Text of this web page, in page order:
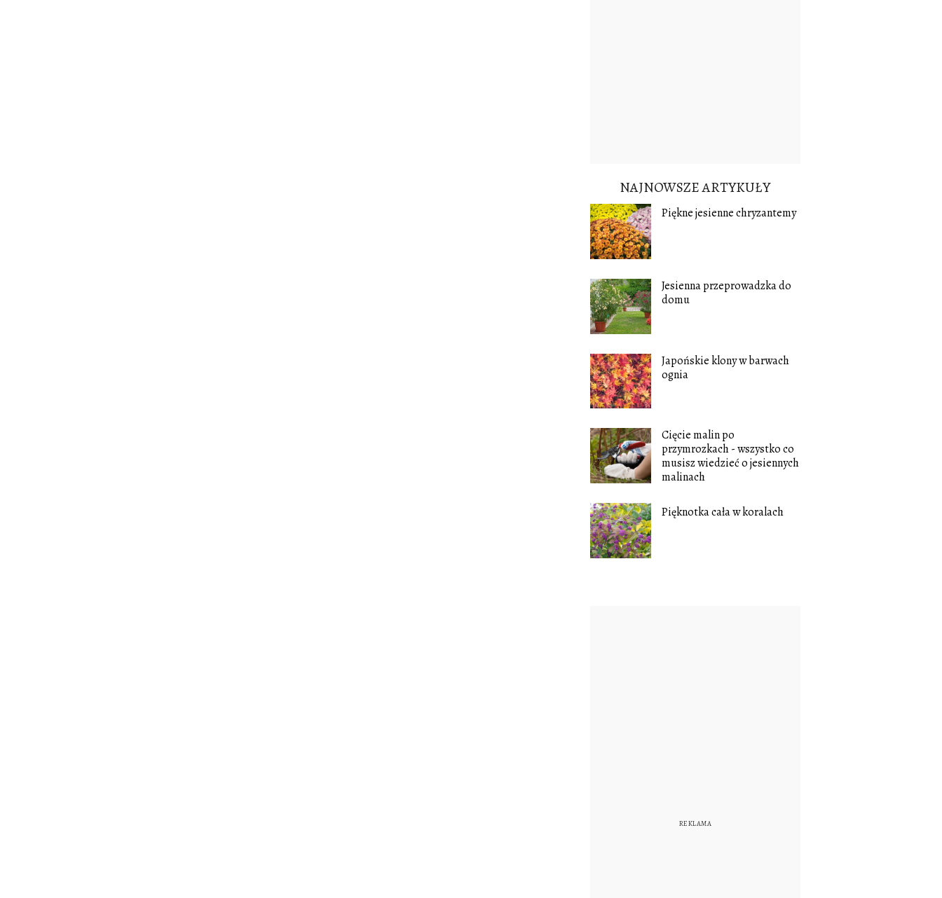
NAJNOWSZE ARTYKUŁY
Piękne jesienne chryzantemy
Jesienna przeprowadzka do
domu
Japońskie klony w barwach
ognia
Cięcie malin po
przymrozkach - wszystko co
musisz wiedzieć o jesiennych
malinach
Pięknotka cała w koralach